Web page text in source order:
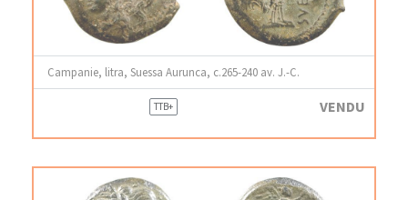
Campanie, litra, Suessa Aurunca, c.265-240 av. J.-C.
TTB+ VENDU